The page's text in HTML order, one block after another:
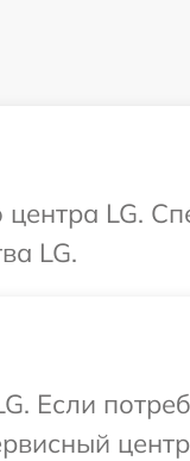
LG.
LG.
Если